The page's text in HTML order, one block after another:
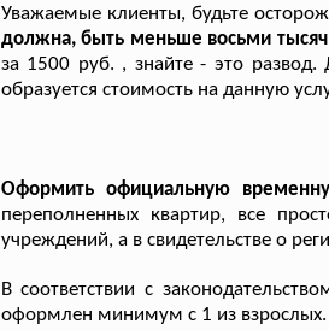
Уважаемые клиенты, будьте
должна, быть меньше восьми тысяч
за 1500 руб. , знайте - это
образуется стоимость на данную
Оформить официальную
переполненных квартир, все
учреждений, а в свидетельстве о
В соответствии с
оформлен минимум с 1 из взрослых.